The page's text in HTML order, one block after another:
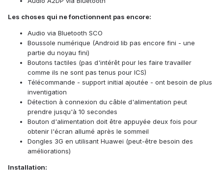
Les choses qui ne fonctionnent pas encore:
Audio via Bluetooth SCO
Boussole numérique (Android lib pas encore fini - une
partie du noyau fini)
Boutons tactiles (pas d'intérêt pour les faire travailler
comme ils ne sont pas tenus pour ICS)
Télécommande - support initial ajoutée - ont besoin de plus
inventigation
Détection à connexion du câble d'alimentation peut
prendre jusqu'à 10 secondes
Bouton d'alimentation doit être appuyée deux fois pour
obtenir l'écran allumé après le sommeil
Dongles 3G en utilisant Huawei (peut-être besoin des
améliorations)
Installation: